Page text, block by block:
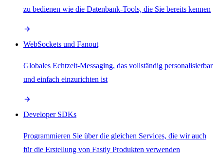
zu bedienen wie die Datenbank-Tools, die Sie bereits kennen
WebSockets und Fanout
Globales Echtzeit-Messaging, das vollständig personalisierbar
und einfach einzurichten ist
Developer SDKs
Programmieren Sie über die gleichen Services, die wir auch
für die Erstellung von Fastly Produkten verwenden